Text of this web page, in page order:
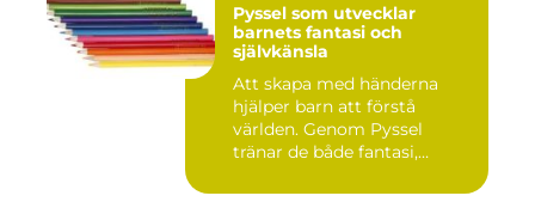
Pyssel som utvecklar
barnets fantasi och
självkänsla
Att skapa med händerna
hjälper barn att förstå
världen. Genom Pyssel
tränar de både fantasi,